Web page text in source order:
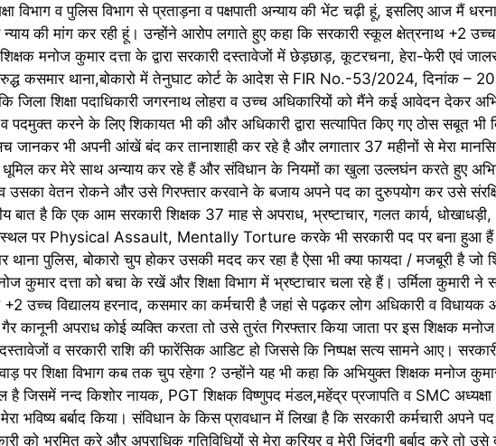
विभाग व पुलिस विभाग से प्रताड़ना व पक्षपाती अन्याय की भेंट चढ़ी हूं, इसलिए आज मैं
की मांग कर रही हूं। उन्होंने आरोप लगाते हुए कहा कि सरकारी स्कूल क्षेत्रनाथ +2 उच्च
मनोज कुमार दत्ता के द्वारा सरकारी दस्तावेजों में छेड़छाड़, कूटरचना, हेरा-फेरी एवं
कसमार थाना,बोकारो में तेनुघाट कोर्ट के आदेश से FIR No.-53/2024, दिनांक –
जिला शिक्षा पदाधिकारी जगरनाथ लोहरा व उच्च अधिकारियों को मैंने कई आवेदन देकर
पदमुक्त करने के लिए शिकायत भी की और अधिकारी द्वारा सत्यापित किए गए ठोस सबूत भी
जानकर भी अपनी आंखें बंद कर तानाशाही कर रहे है और लगातार 37 महीनों से मेरा
धूमिल कर मेरे साथ अन्याय कर रहे हैं और संविधान के नियमों का खुला उल्लघंन करते हुए
उसका वेतन रोकने और उसे गिरफ्तार करवाने के बजाय अपने पद का दुरुपयोग कर उसे
बात है कि एक आम सरकारी शिक्षक 37 माह से अपराध, भ्रष्टाचार, गलत कार्य, धोखाधड़ी,
पर Physical Assault, Mentally Torture करके भी सरकारी पद पर बना हुआ हैं
थाना पुलिस, बोकारो चुप होकर उसकी मदद कर रहा है ऐसा भी क्या फायदा / मजबूरी है जो
कुमार दत्ता को बचा के रखें और शिक्षा विभाग में भ्रष्टाचार चला रहे हैं। उर्मिला कुमारी ने
+2 उच्च विद्यालय हरनाद, कसमार का कर्मचारी है जहां से पढ़कर लोग अधिकारी व‌
कानूनी अपराध कोई व्यक्ति करता तो उसे तुरंत गिरफ्तार किया जाता पर इस शिक्षक मनोज
व सरकारी राशि की फारेंसिक आडिट हो जिससे कि निष्पक्ष सत्य सामने आए।
पर शिक्षा विभाग कब तक चुप रहेगा ? उन्होंने यह भी कहा कि अभियुक्त शिक्षक मनोज
है जिसमें नन्द किशोर नायक, PGT शिक्षक विष्णुपद मंडल,महेंद्र प्रजापति व SMC अध्यक्षा
भविष्य बर्बाद किया। संविधान के किस प्रावधान में लिखा है कि सरकारी कर्मचारी अपने
को भ्रमित करे और अपराधिक गतिविधियों से मेरा करियर व मेरी जिंदगी बर्बाद करे तो